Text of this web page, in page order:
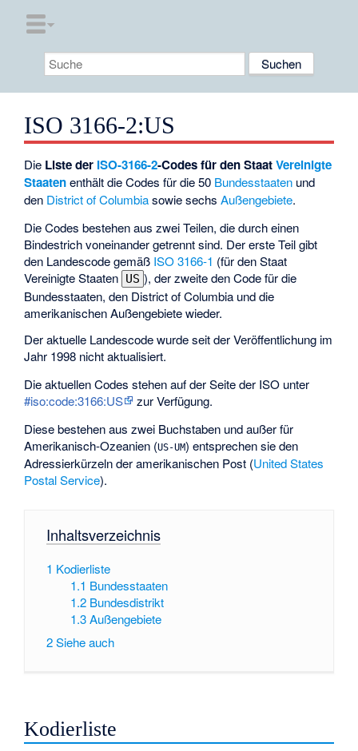
ISO 3166-2:US
Die Liste der ISO-3166-2-Codes für den StaatVereinigte
Staatenenthält die Codes für die 50 Bundesstaaten und
den District of Columbiasowie sechsAußengebiete.
Die Codes bestehen aus zwei Teilen, die durch einen
Bindestrich voneinander getrennt sind. Der erste Teil gibt
den Landescode gemäß ISO 3166-1 (für den Staat
Vereinigte Staaten US ), der zweite den Code für die
Bundesstaaten, den District of Columbia und die
amerikanischen Außengebiete wieder.
Der aktuelle Landescode wurde seit der Veröffentlichung im
Jahr 1998 nicht aktualisiert.
Die aktuellen Codes stehen auf der Seite der ISO unter
#iso:code:3166:US
zur Verfügung.
Diese bestehen aus zwei Buchstaben und außer für
Amerikanisch-Ozeanien (US-UM) entsprechen sie den
Adressierkürzeln der amerikanischen Post (United States
Postal Service).
Inhaltsverzeichnis
1 Kodierliste
1.1 Bundesstaaten
1.2 Bundesdistrikt
1.3 Außengebiete
2Siehe auch
Kodierliste